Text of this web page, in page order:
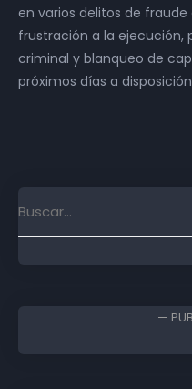
en varios delitos de fraude
frustración a la ejecución,
criminal y blanqueo de
próximos días a
—